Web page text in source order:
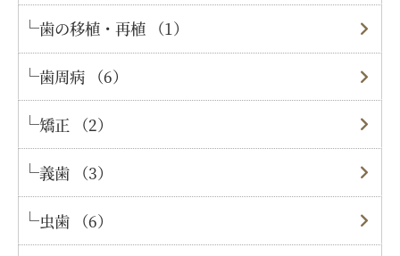
歯の移植・再植 （1）
歯周病 （6）
矯正 （2）
義歯 （3）
虫歯 （6）